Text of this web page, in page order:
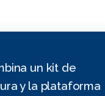
un kit de
y la plataforma